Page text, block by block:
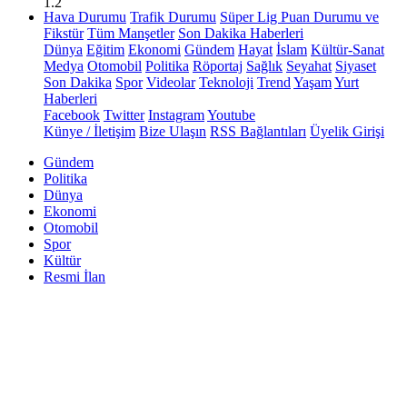
Hava Durumu Trafik Durumu Süper Lig Puan Durumu ve
Fikstür Tüm Manşetler Son Dakika Haberleri
Dünya Eğitim Ekonomi Gündem Hayat İslam Kültür-Sanat
Medya Otomobil Politika Röportaj Sağlık Seyahat Siyaset
Son Dakika Spor Videolar Teknoloji Trend YaşamYurt
Haberleri
Facebook Twitter InstagramYoutube
Künye / İletişim Bize Ulaşın RSS Bağlantıları Üyelik Girişi
Gündem
Politika
Dünya
Ekonomi
Otomobil
Spor
Kültür
Resmi İlan